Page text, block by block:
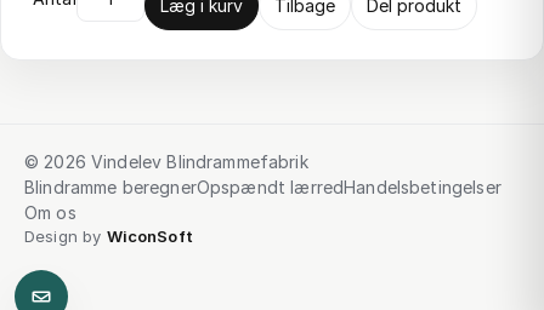
Læg i kurv Tilbage Del produkt
© 2026 Vindelev Blindrammefabrik
Blindramme beregnerOpspændt lærredHandelsbetingelser
Om os
Design by WiconSoft